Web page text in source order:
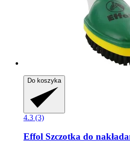
Do koszyka
4.3 (3)
Effol Szczotka do